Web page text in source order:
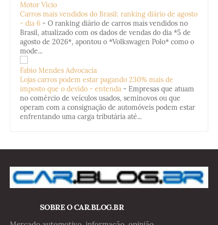
Motor Vício
Carros mais vendidos do Brasil: ranking diário de agosto
- dia 6 - O ranking diário de carros mais vendidos no
Brasil, atualizado com os dados de vendas do dia *5 de
agosto de 2026*, apontou o *Volkswagen Polo* como o
mode...
Fabio Mendes Advocacia
Lojas carros podem estar pagando 230% mais de
imposto que o devido - entenda - Empresas que atuam
no comércio de veículos usados, seminovos ou que
operam com a consignação de automóveis podem estar
enfrentando uma carga tributária até...
SOBRE O CAR.BLOG.BR